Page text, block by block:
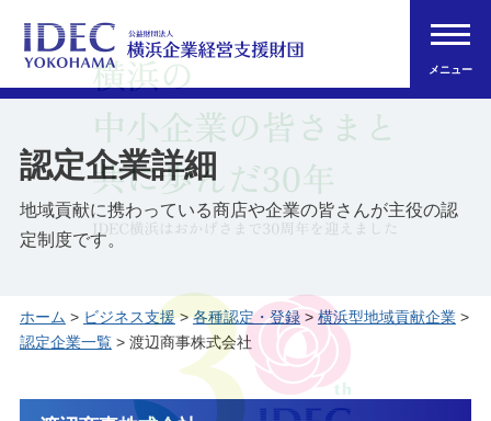
メニュー
認定企業詳細
地域貢献に携わっている商店や企業の皆さんが主役の認
定制度です。
ホーム > ビジネス支援>各種認定・登録>横浜型地域貢献企業>
認定企業一覧> 渡辺商事株式会社